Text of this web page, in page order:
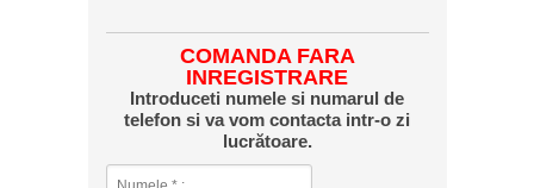
COMANDA FARA
INREGISTRARE
Introduceti numele si numarul de
telefon si va vom contacta intr-o zi
lucrătoare.